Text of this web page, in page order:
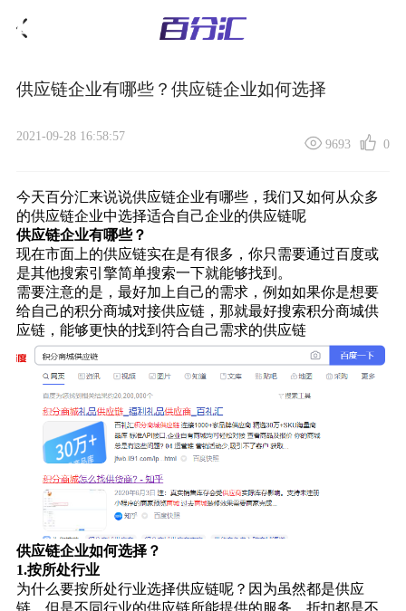
供应链企业有哪些？供应链企业如何选择
2021-09-28 16:58:57
9693 0
今天百分汇来说说供应链企业有哪些，我们又如何从众多
的供应链企业中选择适合自己企业的供应链呢
供应链企业有哪些？
现在市面上的供应链实在是有很多，你只需要通过百度或
是其他搜索引擎简单搜索一下就能够找到。
需要注意的是，最好加上自己的需求，例如如果你是想要
给自己的积分商城对接供应链，那就最好搜索积分商城供
应链，能够更快的找到符合自己需求的供应链
供应链企业如何选择？
1.按所处行业
为什么要按所处行业选择供应链呢？因为虽然都是供应
链，但是不同行业的供应链所能提供的服务、折扣都是不